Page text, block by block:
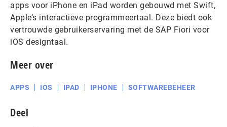
apps voor iPhone en iPad worden gebouwd met Swift,
Apple’s interactieve programmeertaal. Deze biedt ook
vertrouwde gebruikerservaring met de SAP Fiori voor
iOS designtaal.
Meer over
APPS IOS IPAD IPHONE SOFTWAREBEHEER
Deel